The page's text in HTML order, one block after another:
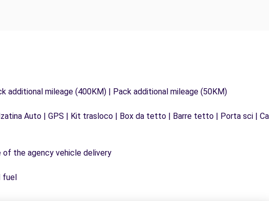
additional mileage (400KM) | Pack additional mileage (50KM)
Auto | GPS | Kit trasloco | Box da tetto | Barre tetto | Porta sci |
the agency vehicle delivery
fuel